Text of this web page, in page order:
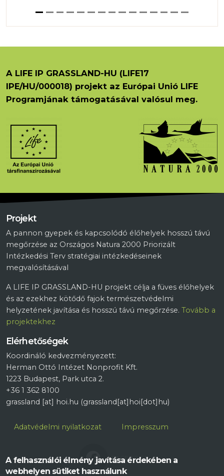
A LIFE IP GRASSLAND-HU (LIFE17
IPE/HU/000018) projekt az Európai Unió LIFE
Programjának támogatásával valósul meg.
Projekt
A pannon gyepek és kapcsolódó élőhelyek hosszú távú
megőrzése az Országos Natura 2000 Priorizált
Intézkedési Terv stratégiai intézkedéseinek
megvalósításával
A LIFE IP GRASSLAND-HU projekt célja a füves élőhelyek
és az ezekhez kötődő fajok természetvédelmi
helyzetének javítása és hosszú távú megőrzése. Tovább a
projektekhez
Elérhetőségek
Koordináló kedvezményezett:
Herman Ottó Intézet Nonprofit Kft.
1223 Budapest, Park utca 2.
+36 1 362 8100
grassland [at] hoi.hu (grassland[at]hoi[dot]hu)
Lábléc
Adatvédelmi nyilatkozat Impresszum
FACEBOOK
A felhasználói élmény javítása érdekében a
webhelyen sütiket használunk